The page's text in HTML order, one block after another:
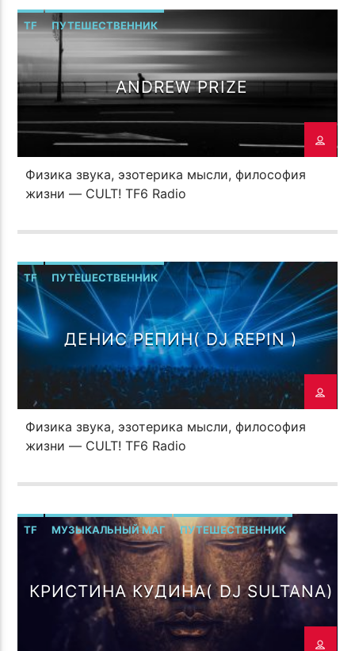
TF ПУТЕШЕСТВЕННИК
ANDREW PRIZE
Физика звука, эзотерика мысли, философия
жизни — CULT! TF6 Radio
TF ПУТЕШЕСТВЕННИК
ДЕНИС РЕПИН( DJ REPIN )
Физика звука, эзотерика мысли, философия
жизни — CULT! TF6 Radio
TF МУЗЫКАЛЬНЫЙ МАГ ПУТЕШЕСТВЕННИК
КРИСТИНА КУДИНА( DJ SULTANA)